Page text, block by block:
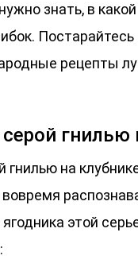
знать, в
рецепты
гнилью
гнилью на
вовремя
этой